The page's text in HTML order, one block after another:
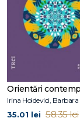
35.01 lei 58.35 lei